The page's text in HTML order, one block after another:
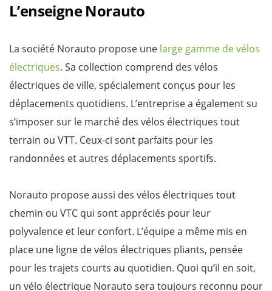
L’enseigne Norauto
La société Norauto propose une large gamme de vélos
électriques. Sa collection comprend des vélos
électriques de ville, spécialement conçus pour les
déplacements quotidiens. L’entreprise a également su
s’imposer sur le marché des vélos électriques tout
terrain ou VTT. Ceux-ci sont parfaits pour les
randonnées et autres déplacements sportifs.
Norauto propose aussi des vélos électriques tout
chemin ou VTC qui sont appréciés pour leur
polyvalence et leur confort. L’équipe a même mis en
place une ligne de vélos électriques pliants, pensée
pour les trajets courts au quotidien. Quoi qu’il en soit,
un vélo électrique Norauto sera toujours reconnu pour